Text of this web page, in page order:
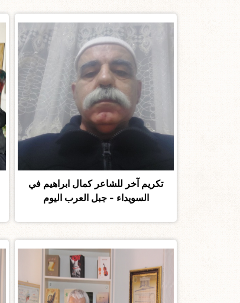
تكريم آخر للشاعر كمال ابراهيم في
السويداء - جبل العرب اليوم